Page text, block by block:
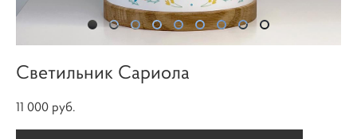
Светильник Сариола
11 000 pуб.